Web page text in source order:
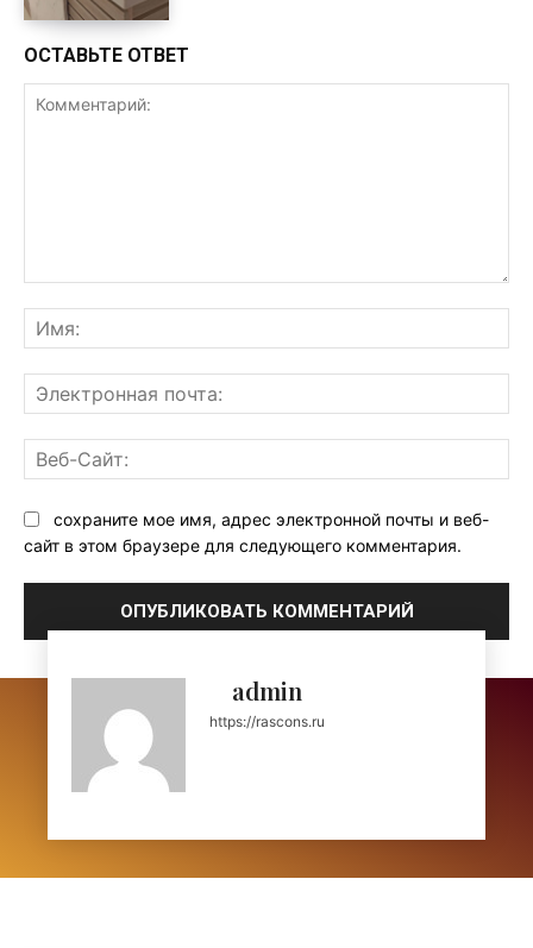
ОСТАВЬТЕ ОТВЕТ
сохраните мое имя, адрес электронной почты и веб-
сайт в этом браузере для следующего комментария.
admin
https://rascons.ru